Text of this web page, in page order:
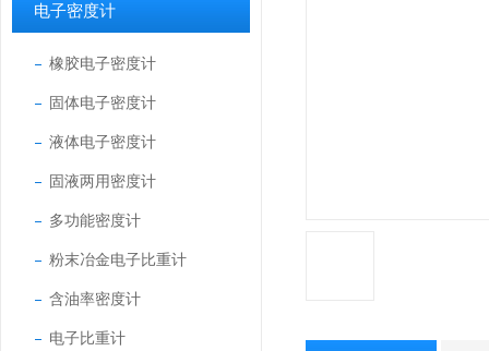
电子密度计
橡胶电子密度计
固体电子密度计
液体电子密度计
固液两用密度计
多功能密度计
粉末冶金电子比重计
含油率密度计
电子比重计